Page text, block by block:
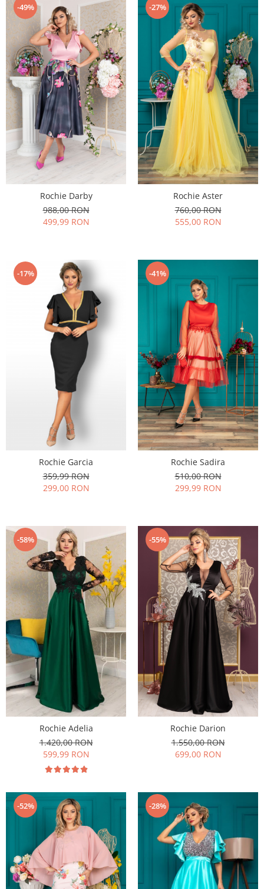
-49%
Rochie Darby
988,00 RON
499,99 RON
-27%
Rochie Aster
760,00 RON
555,00 RON
-17%
Rochie Garcia
359,99 RON
299,00 RON
-41%
Rochie Sadira
510,00 RON
299,99 RON
-58%
Rochie Adelia
1.420,00 RON
599,99 RON
-55%
Rochie Darion
1.550,00 RON
699,00 RON
-52% -28%